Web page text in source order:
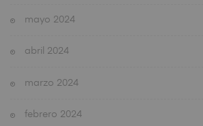
mayo 2024
abril 2024
marzo 2024
febrero 2024